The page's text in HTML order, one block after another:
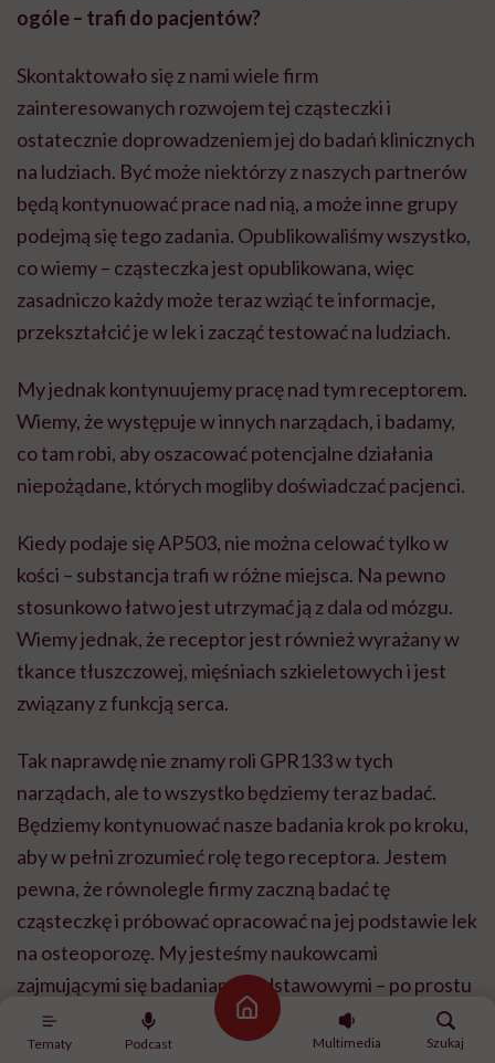
Tematy Podcast
Strona główna
Multimedia
Szukaj
ogóle – trafi do pacjentów?
Skontaktowało się z nami wiele firm
zainteresowanych rozwojem tej cząsteczki i
ostatecznie doprowadzeniem jej do badań klinicznych
na ludziach. Być może niektórzy z naszych partnerów
będą kontynuować prace nad nią, a może inne grupy
podejmą się tego zadania. Opublikowaliśmy wszystko,
co wiemy – cząsteczka jest opublikowana, więc
zasadniczo każdy może teraz wziąć te informacje,
przekształcić je w lek i zacząć testować na ludziach.
My jednak kontynuujemy pracę nad tym receptorem.
Wiemy, że występuje w innych narządach, i badamy,
co tam robi, aby oszacować potencjalne działania
niepożądane, których mogliby doświadczać pacjenci.
Kiedy podaje się AP503, nie można celować tylko w
kości – substancja trafi w różne miejsca. Na pewno
stosunkowo łatwo jest utrzymać ją z dala od mózgu.
Wiemy jednak, że receptor jest również wyrażany w
tkance tłuszczowej, mięśniach szkieletowych i jest
związany z funkcją serca.
Tak naprawdę nie znamy roli GPR133 w tych
narządach, ale to wszystko będziemy teraz badać.
Będziemy kontynuować nasze badania krok po kroku,
aby w pełni zrozumieć rolę tego receptora. Jestem
pewna, że równolegle firmy zaczną badać tę
cząsteczkę i próbować opracować na jej podstawie lek
na osteoporozę. My jesteśmy naukowcami
zajmującymi się badaniami podstawowymi – po prostu
poszukujemy nowych odkryć.